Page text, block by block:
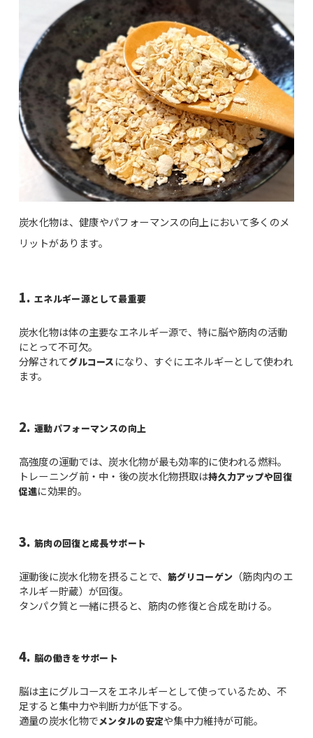
炭水化物は、健康やパフォーマンスの向上において多くのメ
リットがあります。
1. エネルギー源として最重要
炭水化物は体の主要なエネルギー源で、特に脳や筋肉の活動
にとって不可欠。
分解されてグルコース になり、すぐにエネルギーとして使われ
ます。
2. 運動パフォーマンスの向上
高強度の運動では、炭水化物が最も効率的に使われる燃料。
トレーニング前・中・後の炭水化物摂取は持久力アップや回復
促進に効果的。
3. 筋肉の回復と成長サポート
運動後に炭水化物を摂ることで、筋グリコーゲン （筋肉内のエ
ネルギー貯蔵）が回復。
タンパク質と一緒に摂ると、筋肉の修復と合成を助ける。
4. 脳の働きをサポート
脳は主にグルコースをエネルギーとして使っているため、不
足すると集中力や判断力が低下する。
適量の炭水化物でメンタルの安定や集中力維持が可能。